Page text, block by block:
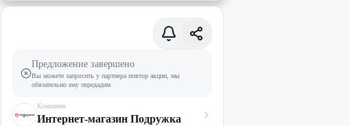
Предложение завершено
Вы можете запросить у партнера повтор акции, мы
обязательно ему передадим
Компания
Интернет-магазин Подружка